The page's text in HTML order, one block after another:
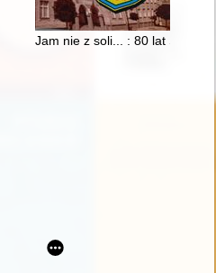
Pożarnej w Klonowcu Starym w
Jam nie z soli... : 80 lat Szkoły
Vol. 4,